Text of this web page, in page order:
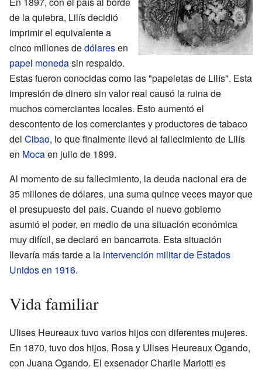
de la quiebra, Lilís decidió
imprimir el equivalente a
cinco millones dedólaresen
papel monedasin respaldo.
Estas fueron conocidas como las "papeletas de Lilís". Esta
impresión de dinero sin valor real causó la ruina de
muchos comerciantes locales. Esto aumentó el
descontento de los comerciantes y productores de tabaco
del Cibao, lo que finalmente llevó al fallecimiento de Lilís
en Mocaen julio de 1899.
Al momento de su fallecimiento, la deuda nacional era de
35 millones de dólares, una suma quince veces mayor que
el presupuesto del país. Cuando el nuevo gobierno
asumió el poder, en medio de una situación económica
muy difícil, se declaró en bancarrota. Esta situación
llevaría más tarde a la intervención militar de Estados
Unidos en 1916.
Vida familiar
Ulises Heureaux tuvo varios hijos con diferentes mujeres.
En 1870, tuvo dos hijos, Rosa y Ulises Heureaux Ogando,
con Juana Ogando. El exsenador Charlie Mariotti es